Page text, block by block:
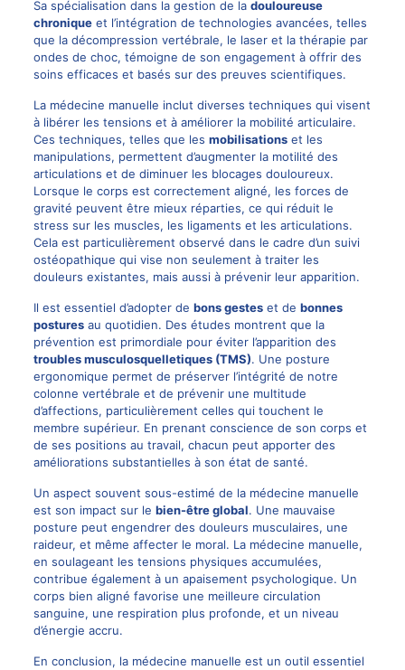
Sa spécialisation dans la gestion de la douloureuse
chroniqueet l’intégration de technologies avancées, telles
que la décompression vertébrale, le laseret la thérapie par
ondes de choc, témoigne de son engagement à offrir des
soins efficaces et basés sur des preuves scientifiques.
La médecine manuelle inclut diverses techniques qui visent
à libérer les tensions et à améliorer la mobilité articulaire.
Ces techniques, telles que les mobilisationset les
manipulations, permettent d’augmenter la motilité des
articulations et de diminuer les blocages douloureux.
Lorsque le corps est correctement aligné, les forces de
gravité peuvent être mieux réparties, ce qui réduit le
stress sur les muscles, les ligaments et les articulations.
Cela est particulièrement observé dans le cadre d’un suivi
ostéopathique qui vise non seulement à traiter les
douleurs existantes, mais aussi à prévenir leur apparition.
Il est essentiel d’adopter de bons gesteset de bonnes
posturesau quotidien. Des études montrent que la
prévention est primordiale pour éviter l’apparition des
troubles musculosquelletiques (TMS). Une posture
ergonomique permet de préserver l’intégrité de notre
colonne vertébrale et de prévenir une multitude
d’affections, particulièrement celles qui touchent le
membre supérieur. En prenant conscience de son corps et
de ses positions au travail, chacun peut apporter des
améliorations substantielles à son état de santé.
Un aspect souvent sous-estimé de la médecine manuelle
est son impact sur le bien-être global. Une mauvaise
posture peut engendrer des douleurs musculaires, une
raideur, et même affecter le moral. La médecine manuelle,
en soulageant les tensions physiques accumulées,
contribue également à un apaisement psychologique. Un
corps bien aligné favorise une meilleure circulation
sanguine, une respiration plus profonde, et un niveau
d’énergie accru.
En conclusion, la médecine manuelle est un outil essentiel